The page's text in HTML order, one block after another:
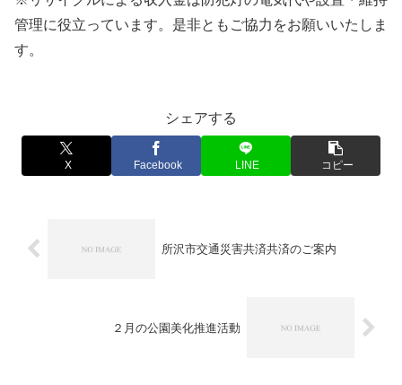
管理に役立っています。是非ともご協力をお願いいたしま
す。
シェアする
X Facebook LINE コピー
所沢市交通災害共済共済のご案内
２月の公園美化推進活動